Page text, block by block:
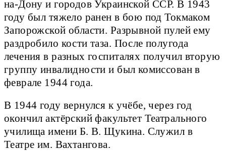
на-Дону и городов Украинской ССР. В 1943
году был тяжело ранен в бою под Токмаком
Запорожской области. Разрывной пулей ему
раздробило кости таза. После полугода
лечения в разных госпиталях получил вторую
группу инвалидности и был комиссован в
феврале 1944 года.
В 1944 году вернулся к учёбе, через год
окончил актёрский факультет Театрального
училища имени Б. В. Щукина. Служил в
Театре им. Вахтангова.